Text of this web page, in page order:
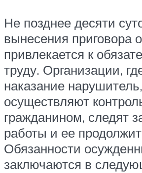
Не позднее десяти
вынесения приговора
привлекается к
труду. Организации,
наказание нарушитель,
осуществляют
гражданином, следят
работы и ее
Обязанности
заключаются в